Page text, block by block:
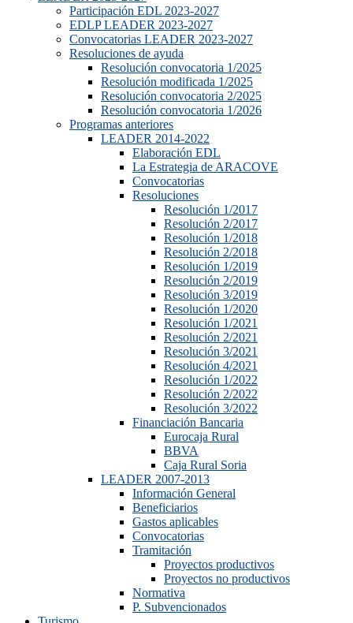
Participación EDL 2023-2027
EDLP LEADER 2023-2027
Convocatorias LEADER 2023-2027
Resoluciones de ayuda
Resolución convocatoria 1/2025
Resolución modificada 1/2025
Resolución convocatoria 2/2025
Resolución convocatoria 1/2026
Programas anteriores
LEADER 2014-2022
Elaboración EDL
La Estrategia de ARACOVE
Convocatorias
Resoluciones
Resolución 1/2017
Resolución 2/2017
Resolución 1/2018
Resolución 2/2018
Resolución 1/2019
Resolución 2/2019
Resolución 3/2019
Resolución 1/2020
Resolución 1/2021
Resolución 2/2021
Resolución 3/2021
Resolución 4/2021
Resolución 1/2022
Resolución 2/2022
Resolución 3/2022
Financiación Bancaria
Eurocaja Rural
BBVA
Caja Rural Soria
LEADER 2007-2013
Información General
Beneficiarios
Gastos aplicables
Convocatorias
Tramitación
Proyectos productivos
Proyectos no productivos
Normativa
P. Subvencionados